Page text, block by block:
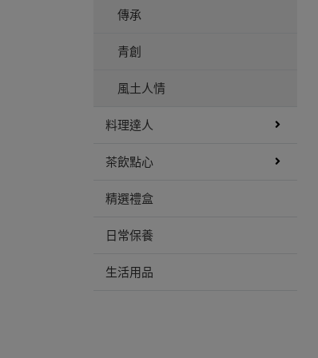
傳承
青創
風土人情
料理達人
茶飲點心
精選禮盒
日常保養
生活用品